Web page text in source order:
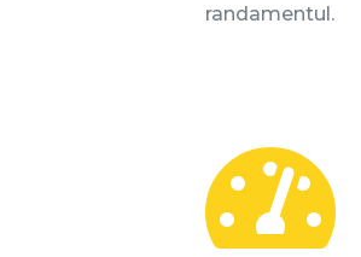
randamentul.
